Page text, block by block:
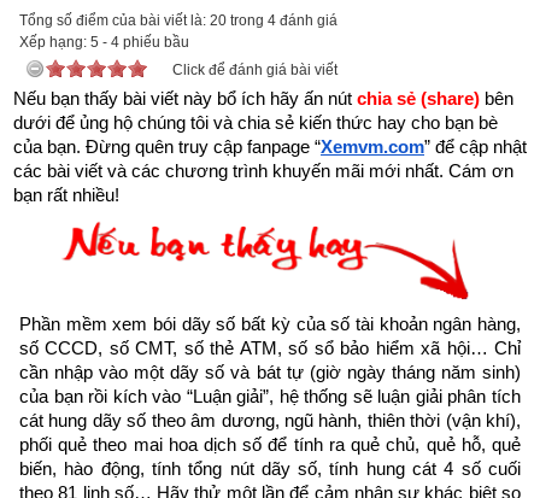
Trên đời có người hành Đại Thiện, gặp kiếp nạn này cũng bình
an”
Như vậy chúng ta đang sống trong thời gian cuối cùng của
thời kỳ mạt pháp khi mà đạo đức nhân loại suy đồi, bại hoại
Tổng số điểm của bài viết là: 20 trong 4 đánh giá
Xếp hạng: 5 - 4 phiếu bầu
Click để đánh giá bài viết
Nếu bạn thấy bài viết này bổ ích hãy ấn nút chia sẻ (share) bên
dưới để ủng hộ chúng tôi và chia sẻ kiến thức hay cho bạn bè
của bạn. Đừng quên truy cập fanpage “Xemvm.com” để cập nhật
các bài viết và các chương trình khuyến mãi mới nhất. Cám ơn
bạn rất nhiều!
Phần mềm xem bói dãy số bất kỳ của số tài khoản ngân hàng,
số CCCD, số CMT, số thẻ ATM, số sổ bảo hiểm xã hội… Chỉ
cần nhập vào một dãy số và bát tự (giờ ngày tháng năm sinh)
của bạn rồi kích vào “Luận giải”, hệ thống sẽ luận giải phân tích
cát hung dãy số theo âm dương, ngũ hành, thiên thời (vận khí),
phối quẻ theo mai hoa dịch số để tính ra quẻ chủ, quẻ hỗ, quẻ
biến, hào động, tính tổng nút dãy số, tính hung cát 4 số cuối
theo 81 linh số… Hãy thử một lần để cảm nhận sự khác biệt so